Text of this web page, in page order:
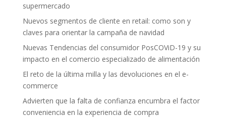
supermercado
Nuevos segmentos de cliente en retail: como son y
claves para orientar la campaña de navidad
Nuevas Tendencias del consumidor PosCOViD-19 y su
impacto en el comercio especializado de alimentación
El reto de la última milla y las devoluciones en el e-
commerce
Advierten que la falta de confianza encumbra el factor
conveniencia en la experiencia de compra